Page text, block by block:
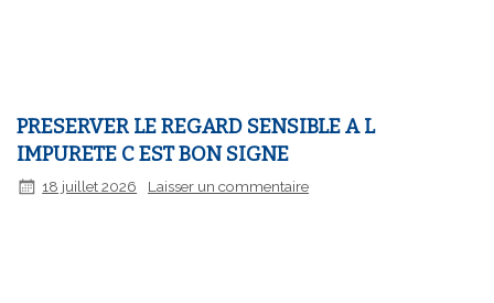
PRESERVER LE REGARD SENSIBLE A L
IMPURETE C EST BON SIGNE
18 juillet 2026 Laisser un commentaire